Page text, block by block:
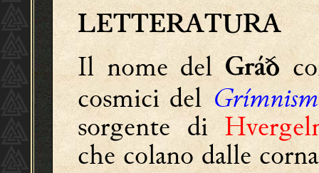
LETTERATURA
Il nome del Gráð
cosmici del
sorgente di
che colano dalle